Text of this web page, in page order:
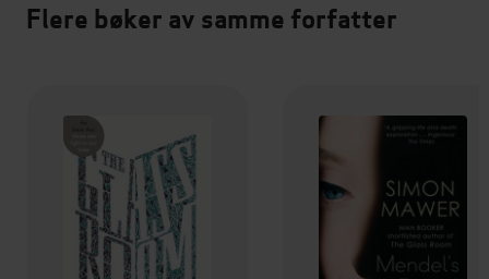
Flere bøker av samme forfatter